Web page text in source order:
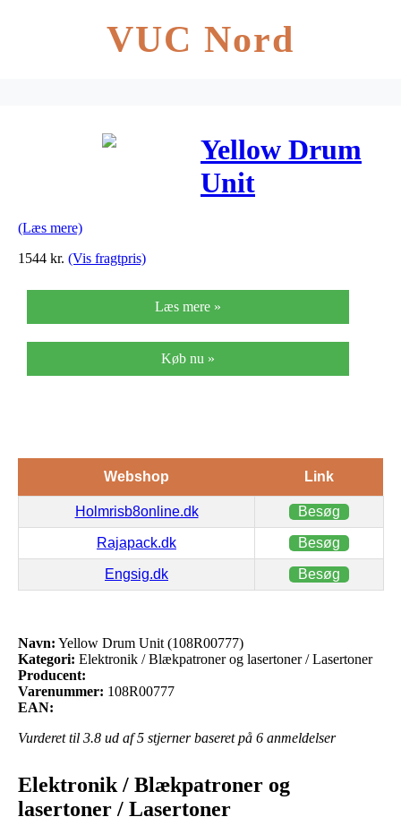
VUC Nord
Yellow Drum
Unit
(Læs mere)
1544 kr. (Vis fragtpris)
Læs mere »
Køb nu »
Webshop Link
Holmrisb8online.dk Besøg
Rajapack.dk Besøg
Engsig.dk Besøg
Navn: Yellow Drum Unit (108R00777)
Kategori: Elektronik / Blækpatroner og lasertoner / Lasertoner
Producent:
Varenummer: 108R00777
EAN:
Vurderet til 3.8 ud af 5 stjerner baseret på 6 anmeldelser
Elektronik / Blækpatroner og
lasertoner / Lasertoner